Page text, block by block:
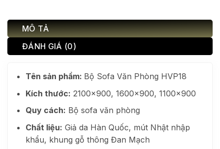
MÔ TẢ
ĐÁNH GIÁ (0)
Tên sản phẩm: Bộ Sofa Văn Phòng HVP18
Kích thước: 2100×900, 1600×900, 1100×900
Quy cách: Bộ sofa văn phòng
Chất liệu: Giả da Hàn Quốc, mút Nhật nhập
khẩu, khung gỗ thông Đan Mạch